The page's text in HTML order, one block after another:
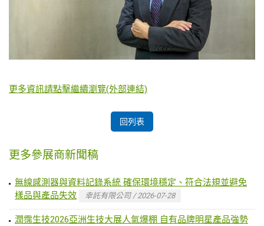
更多資訊請點擊繼續瀏覽(外部連結)
回列表
更多參展商新聞稿
無線感測器與資料記錄系統 確保環境穩定、符合法規並避免
樣品與產品失效
幸託有限公司 / 2026-07-28
潤霈生技2026亞洲生技大展人氣爆棚 自有品牌明星產品強勢